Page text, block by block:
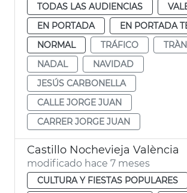
TODAS LAS AUDIENCIAS
EN PORTADA
EN PORTADA
NORMAL
TRÁFICO
NADAL
NAVIDAD
JESÚS CARBONELLA
CALLE JORGE JUAN
CARRER JORGE JUAN
Castillo Nochevieja València
modificado hace 7 meses
CULTURA Y FIESTAS POPULARES